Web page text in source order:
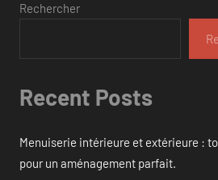
Rechercher
Recent Posts
Menuiserie intérieure et extérieure :
pour un aménagement parfait.